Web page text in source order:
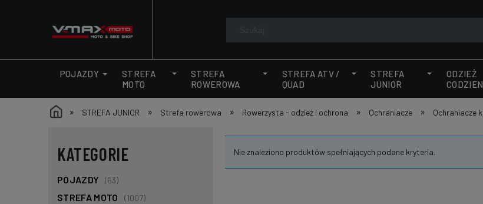
POJAZDY
STREFA
MOTO
STREFA
ROWEROWA
STREFA ATV /
QUAD
STREFA
JUNIOR
ODZIEŻ
» STREFA JUNIOR » Strefa rowerowa » Rowerzysta - odzież i ochrona » Ochraniacze » Ochraniacze
KATEGORIE
POJAZDY (63)
STREFA MOTO (1007)
Nie znaleziono produktów spełniających podane kryteria.